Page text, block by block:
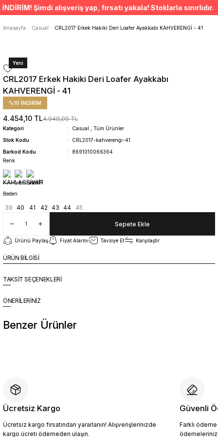
ÜCRETSİZ TESLİMAT İMKANI
SÜRDÜRÜLEBİLİR ÜRÜNLER
Anasayfa
Casual CRL2017 Erkek Hakiki Deri Loafer Ayakkabı KAHVERENGİ - 41
Yeni
CRL2017 Erkek Hakiki Deri Loafer Ayakkabı
KAHVERENGİ - 41
%10 İNDİRİM
4.454,10 TL4.949,00 TL
Kategori Casual
Tüm Ürünler
Stok Kodu
CRL2017-kahverengi-41
Barkod Kodu
8691010066364
Renk
Beden
39 40 41 42 43 44 45
Sepete Ekle
Ürünü Paylaş Fiyat Alarmı Tavsiye Et Karşılaştır
ÜRÜN BİLGİSİ
TAKSİT SEÇENEKLERİ
ÖNERİLERİNİZ
Benzer Ürünler
4.409,10 TL
4.899,00 TL
Sepete Ekle
Ücretsiz Kargo
Ücretsiz kargo fırsatından yararlanın! Alışverişlerinizde
kargo ücreti ödemeden ulaşın.
Güvenli
Farklı
Şimdi alışveriş yap, fırsatı yakala! Stoklarla